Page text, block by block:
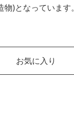
)となっています。
お気に入り